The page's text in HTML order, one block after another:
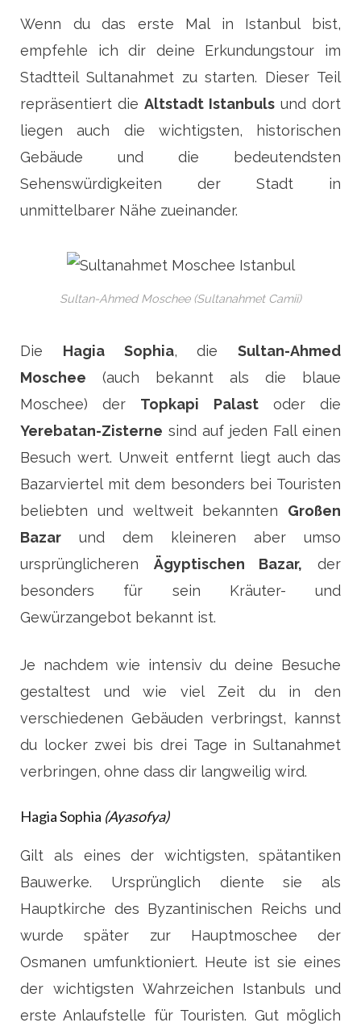
Wenn du das erste Mal in Istanbul bist,
empfehle ich dir deine Erkundungstour im
Stadtteil Sultanahmet zu starten. Dieser Teil
repräsentiert die Altstadt Istanbuls und dort
liegen auch die wichtigsten, historischen
Gebäude und die bedeutendsten
Sehenswürdigkeiten der Stadt in
unmittelbarer Nähe zueinander.
Sultan-Ahmed Moschee (Sultanahmet Camii)
Die Hagia Sophia, die Sultan-Ahmed
Moschee (auch bekannt als die blaue
Moschee) der Topkapi Palastoder die
Yerebatan-Zisterne sind auf jeden Fall einen
Besuch wert. Unweit entfernt liegt auch das
Bazarviertel mit dem besonders bei Touristen
beliebten und weltweit bekannten Großen
Bazar und dem kleineren aber umso
ursprünglicheren Ägyptischen Bazar, der
besonders für sein Kräuter- und
Gewürzangebot bekannt ist.
Je nachdem wie intensiv du deine Besuche
gestaltest und wie viel Zeit du in den
verschiedenen Gebäuden verbringst, kannst
du locker zwei bis drei Tage in Sultanahmet
verbringen, ohne dass dir langweilig wird.
Hagia Sophia (Ayasofya)
Gilt als eines der wichtigsten, spätantiken
Bauwerke. Ursprünglich diente sie als
Hauptkirche des Byzantinischen Reichs und
wurde später zur Hauptmoschee der
Osmanen umfunktioniert. Heute ist sie eines
der wichtigsten Wahrzeichen Istanbuls und
erste Anlaufstelle für Touristen. Gut möglich